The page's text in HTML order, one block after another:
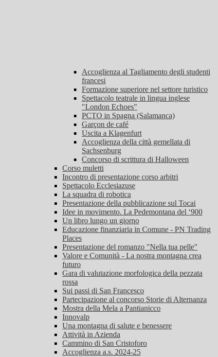
Accoglienza al Tagliamento degli studenti
francesi
Formazione superiore nel settore turistico
Spettacolo teatrale in lingua inglese
"London Echoes"
PCTO in Spagna (Salamanca)
Garçon de café
Uscita a Klagenfurt
Accoglienza della città gemellata di
Sachsenburg
Concorso di scrittura di Halloween
Corso muletti
Incontro di presentazione corso arbitri
Spettacolo Ecclesiazuse
La squadra di robotica
Presentazione della pubblicazione sul Tocai
Idee in movimento. La Pedemontana del ‘900
Un libro lungo un giorno
Educazione finanziaria in Comune - PN Trading
Places
Presentazione del romanzo "Nella tua pelle"
Valore e Comunità - La nostra montagna crea
futuro
Gara di valutazione morfologica della pezzata
rossa
Sui passi di San Francesco
Partecipazione al concorso Storie di Alternanza
Mostra della Mela a Pantianicco
Innovalp
Una montagna di salute e benessere
Attività in Azienda
Cammino di San Cristoforo
Accoglienza a.s. 2024-25